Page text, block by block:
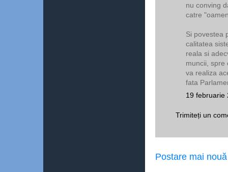
nu conving
catre
Si povestea
calitatea
reala si
muncii, spre
va realiza
fata
19 februarie
Trimiteți un
Postare mai nouă